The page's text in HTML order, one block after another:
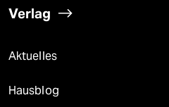
Verlag
Aktuelles
Hausblog